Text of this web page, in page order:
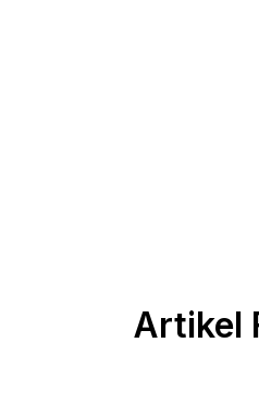
Artikel